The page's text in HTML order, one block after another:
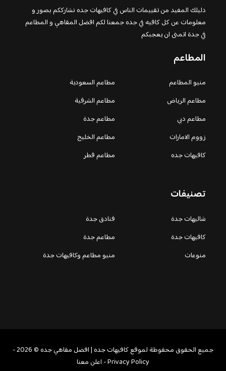
دليلك المفيد من تقييمات الناس في كافيهات جده نشارككم بصور و
معلومات عن كل كافيه في جده جمعنا لكم افضل المقاهي و المطاعم
في جدة اتمنى ان يعجبكم
المطاعم
منيو المطاعم
مطاعم السعودية
مطاعم الرياض
مطاعم الشرقية
مطاعم دبي
مطاعم جدة
زووم الامارات
مطاعم الخليج
كافيهات جده
مطاعم قطر
تصنيفات
شاليهات جدة
فنادق جدة
كافيهات جدة
مطاعم جدة
منوعات
منيو مطاعم وكافيهات جدة
جميع الحقوق محفوظة لموقع كافيهات جده | افضل مقاهي جده © 2026 -
Privacy Policy
-اعلن معنا